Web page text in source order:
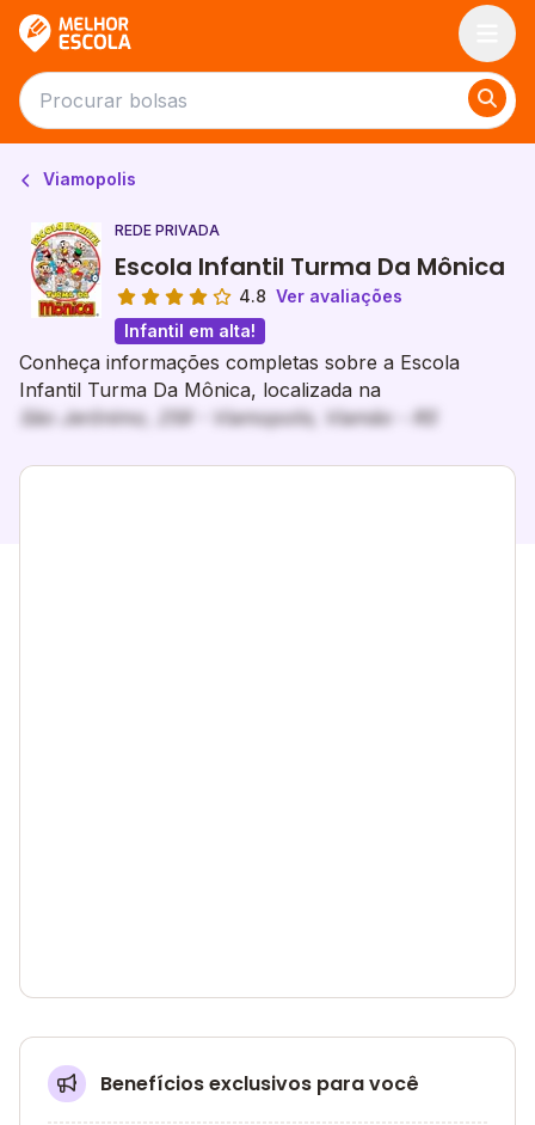
Viamopolis
REDE PRIVADA
Escola Infantil Turma Da Mônica
4.8 Ver avaliações
Infantil em alta!
Conheça informações completas sobre a Escola
Infantil Turma Da Mônica, localizada na
São Jerônimo, 259 - Viamopolis, Viamão - RS
Benefícios exclusivos para você